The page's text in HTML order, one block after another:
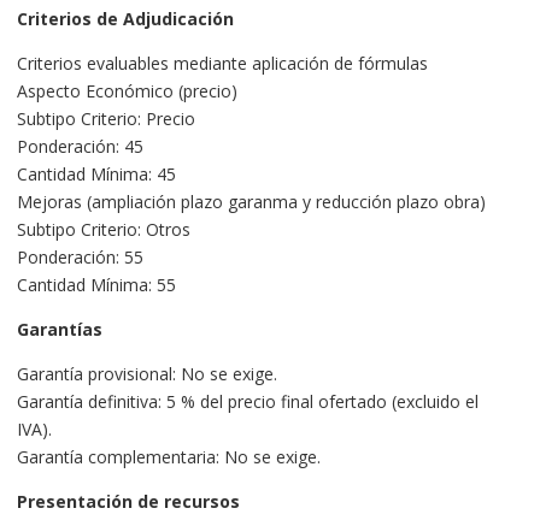
Criterios de Adjudicación
Criterios evaluables mediante aplicación de fórmulas
Aspecto Económico (precio)
Subtipo Criterio: Precio
Ponderación: 45
Cantidad Mínima: 45
Mejoras (ampliación plazo garanma y reducción plazo obra)
Subtipo Criterio: Otros
Ponderación: 55
Cantidad Mínima: 55
Garantías
Garantía provisional: No se exige.
Garantía definitiva: 5 % del precio final ofertado (excluido el
IVA).
Garantía complementaria: No se exige.
Presentación de recursos